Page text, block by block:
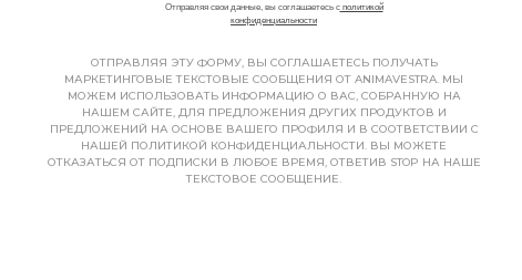
Отправляя свои данные, вы соглашаетесь сполитикой
конфиденциальности
ОТПРАВЛЯЯ ЭТУ ФОРМУ, ВЫ СОГЛАШАЕТЕСЬ ПОЛУЧАТЬ
МАРКЕТИНГОВЫЕ ТЕКСТОВЫЕ СООБЩЕНИЯ ОТ ANIMAVESTRA. МЫ
МОЖЕМ ИСПОЛЬЗОВАТЬ ИНФОРМАЦИЮ О ВАС, СОБРАННУЮ НА
НАШЕМ САЙТЕ, ДЛЯ ПРЕДЛОЖЕНИЯ ДРУГИХ ПРОДУКТОВ И
ПРЕДЛОЖЕНИЙ НА ОСНОВЕ ВАШЕГО ПРОФИЛЯ И В СООТВЕТСТВИИ С
НАШЕЙ ПОЛИТИКОЙ КОНФИДЕНЦИАЛЬНОСТИ. ВЫ МОЖЕТЕ
ОТКАЗАТЬСЯ ОТ ПОДПИСКИ В ЛЮБОЕ ВРЕМЯ, ОТВЕТИВ STOP НА НАШЕ
ТЕКСТОВОЕ СООБЩЕНИЕ.